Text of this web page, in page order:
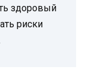
здоровый
риски